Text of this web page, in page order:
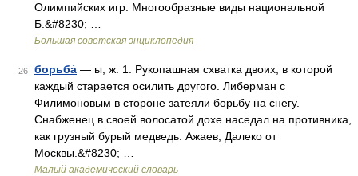
Олимпийских игр. Многообразные виды национальной
Б.&#8230; …
Большая советская энциклопедия
26 борьба́ — ы, ж. 1. Рукопашная схватка двоих, в которой
каждый старается осилить другого. Либерман с
Филимоновым в стороне затеяли борьбу на снегу.
Снабженец в своей волосатой дохе наседал на противника,
как грузный бурый медведь. Ажаев, Далеко от
Москвы.&#8230; …
Малый академический словарь